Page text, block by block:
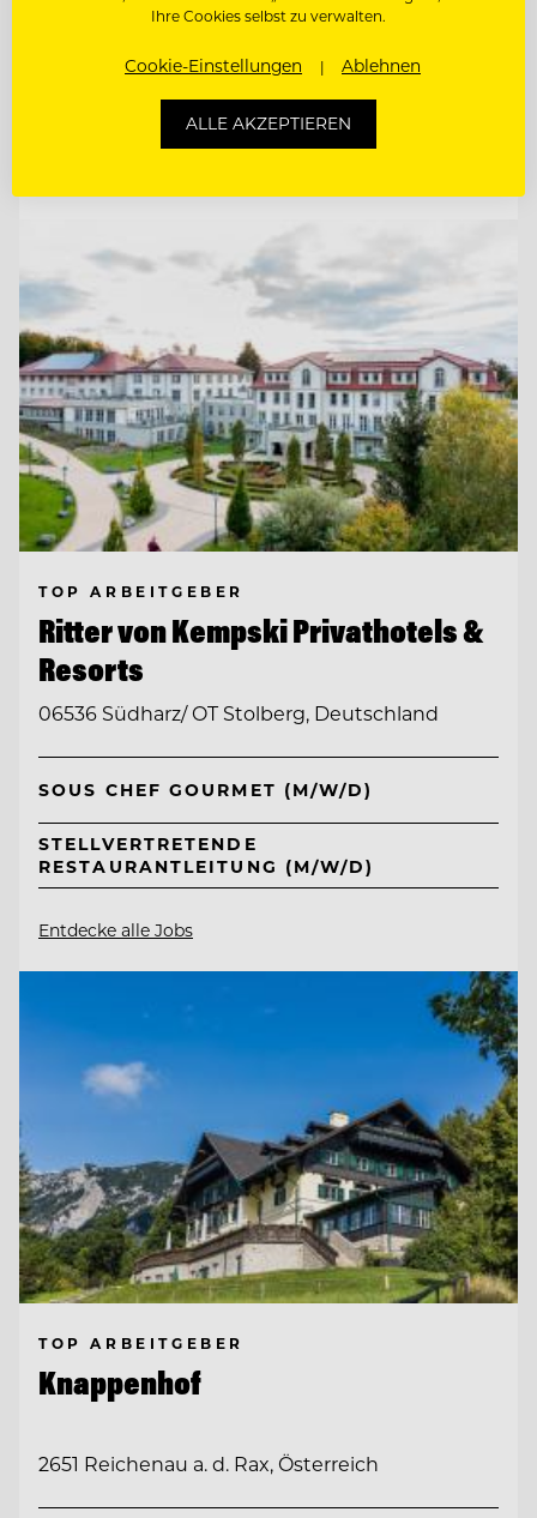
KÜCHENCHEF AMERICAN DINER (M/W/D)
TOP ARBEITGEBER
Ritter von Kempski Privathotels &
Resorts
06536 Südharz/ OT Stolberg, Deutschland
SOUS CHEF GOURMET (M/W/D)
STELLVERTRETENDE
RESTAURANTLEITUNG (M/W/D)
Entdecke alle Jobs
TOP ARBEITGEBER
Knappenhof
2651 Reichenau a. d. Rax, Österreich
Ihre Cookies selbst zu verwalten.
Cookie-Einstellungen Ablehnen
ALLE AKZEPTIEREN